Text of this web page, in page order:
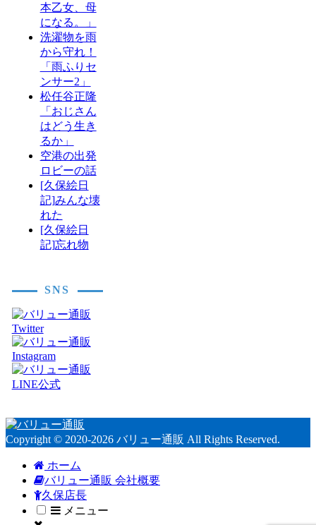
本乙女、母
になる。」
洗濯物を雨
から守れ！
「雨ふりセ
ンサー2」
松任谷正隆
「おじさん
はどう生き
るか」
空港の出発
ロビーの話
[久保絵日
記]みんな壊
れた
[久保絵日
記]忘れ物
SNS
Copyright © 2020-2026 バリュー通販 All Rights Reserved.
ホーム
バリュー通販 会社概要
久保店長
メニュー